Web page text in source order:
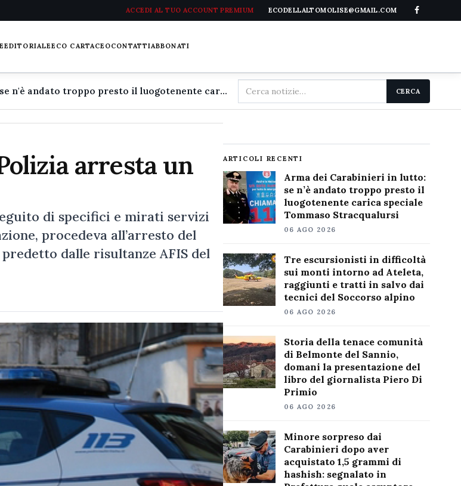
ACCEDI AL TUO ACCOUNT PREMIUM ECODELLALTOMOLISE@GMAIL.COM
EDITORIALEECO CARTACEOCONTATTIABBONATI
Arma dei Carabinieri in lutto: se n'è andato troppo presto il luogotenente carica speciale Tommaso Stracqualursi
Cerca
nel
CERCA
arresta un
di specifici e mirati servizi
procedeva all’arresto del
dalle risultanze AFIS del
ARTICOLI RECENTI
Arma dei Carabinieri in lutto:
se n’è andato troppo presto il
luogotenente carica speciale
Tommaso Stracqualursi
06 AGO 2026
Tre escursionisti in difficoltà
sui monti intorno ad Ateleta,
raggiunti e tratti in salvo dai
tecnici del Soccorso alpino
06 AGO 2026
Storia della tenace comunità
di Belmonte del Sannio,
domani la presentazione del
libro del giornalista Piero Di
Primio
06 AGO 2026
Minore sorpreso dai
Carabinieri dopo aver
acquistato 1,5 grammi di
hashish: segnalato in